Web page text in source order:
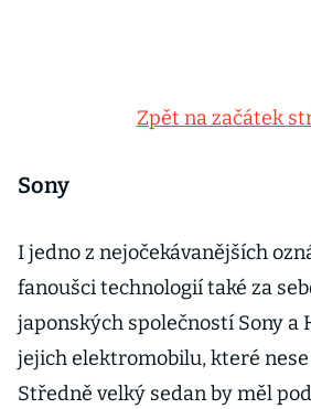
Zpět na začátek
Sony
I jedno z nejočekávanějších
fanoušci technologií také za
japonských společností Sony a
jejich elektromobilu, které
Středně velký sedan by měl